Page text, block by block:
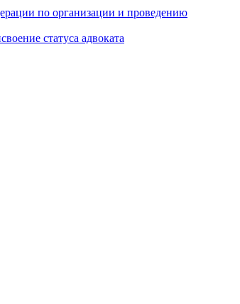
по организации и проведению
статуса адвоката